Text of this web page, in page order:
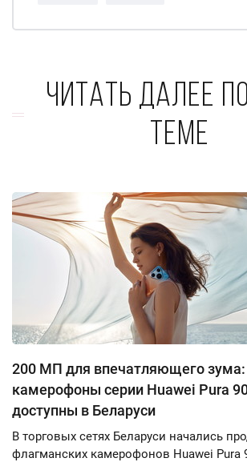
Читать далее
теме
200 МП для впечатляющего
камерофоны серии Huawei Pura
доступны в Беларуси
В торговых сетях Беларуси начались
флагманских камерофонов Huawei Pura